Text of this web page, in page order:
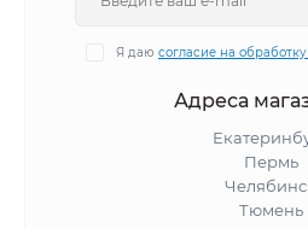
Я даю согласие на
Адреса
Пермь
Тюмень